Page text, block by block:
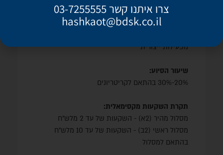
✔ ניסיון של 5 שנים
✔ מעסיק 250 - 5 עובדים
מפעילות ייצורית
שיעור הסיוע:
20%-30% בהתאם לקריטריונים
תקרת השקעות מקסימאלית:
מסלול מהיר (2א) - השקעות של עד 2 מלש"ח
מסלול ראשי (2ב) - השקעות של עד 10 מלש"ח
בהתאם למסלול
סיוע עבור הכנת התוכנית
צרו איתנו קשר 03-7255555
hashkaot@bdsk.co.il